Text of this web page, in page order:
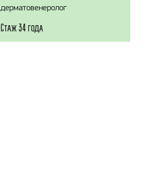
дерматовенеролог
Стаж 34 года